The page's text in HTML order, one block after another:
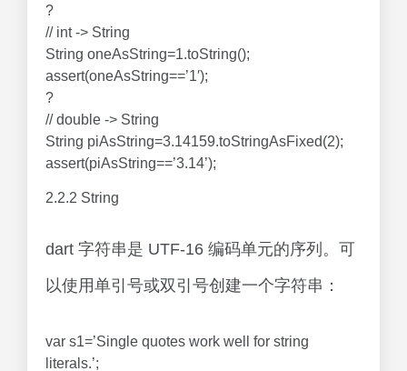
?
// int -> String
String oneAsString=1.toString();
assert(oneAsString==’1′);
?
// double -> String
String piAsString=3.14159.toStringAsFixed(2);
assert(piAsString==’3.14’);
2.2.2 String
dart 字符串是 UTF-16 编码单元的序列。可
以使用单引号或双引号创建一个字符串：
var s1=’Single quotes work well for string
literals.’;